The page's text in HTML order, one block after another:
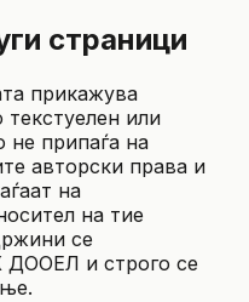
страници
прикажува
или
не припаѓа на
авторски права и
на
на тие
се
и строго се